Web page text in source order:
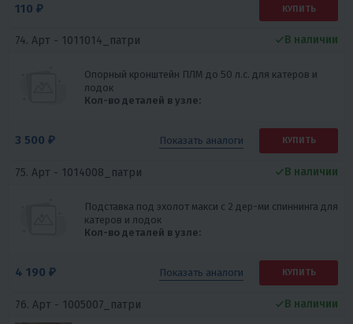
110 ₽ КУПИТЬ
74. Арт - 1011014_патри
Опорный кронштейн ПЛМ до 50 л.с. для катеров и
лодок
Кол-во деталей в узле:
В наличии
3 500 ₽ Показать аналоги КУПИТЬ
75. Арт - 1014008_патри
Подставка под эхолот макси с 2 дер-ми спиннинга для
катеров и лодок
Кол-во деталей в узле:
В наличии
4 190 ₽ Показать аналоги КУПИТЬ
76. Арт - 1005007_патри В наличии